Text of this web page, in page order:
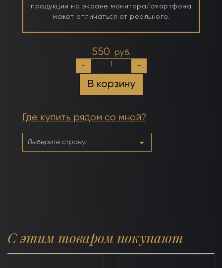
продукции на экране монитора/смартфона
может отличаться от реального.
550 руб.
Количество
№20
15мл
гель
розовый
(нейтральный)
- +
В корзину
Где купить рядом со мной?
С этим товаром покупают